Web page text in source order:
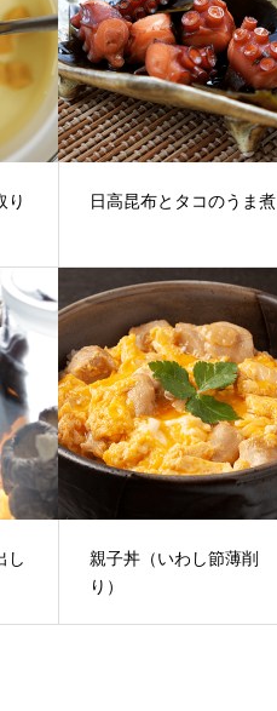
り 日高昆布とタコのうま煮
し
親子丼（いわし節薄削
り）